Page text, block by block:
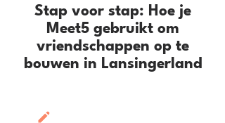
Stap voor stap: Hoe je
Meet5 gebruikt om
vriendschappen op te
bouwen in Lansingerland